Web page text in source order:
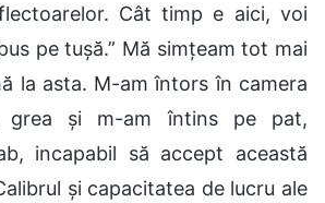
Cât timp e aici, voi
pe tușă.” Mă simțeam tot mai
la asta. M-am întors în camera
grea și m-am întins pe pat,
incapabil să accept această
și capacitatea de lucru ale